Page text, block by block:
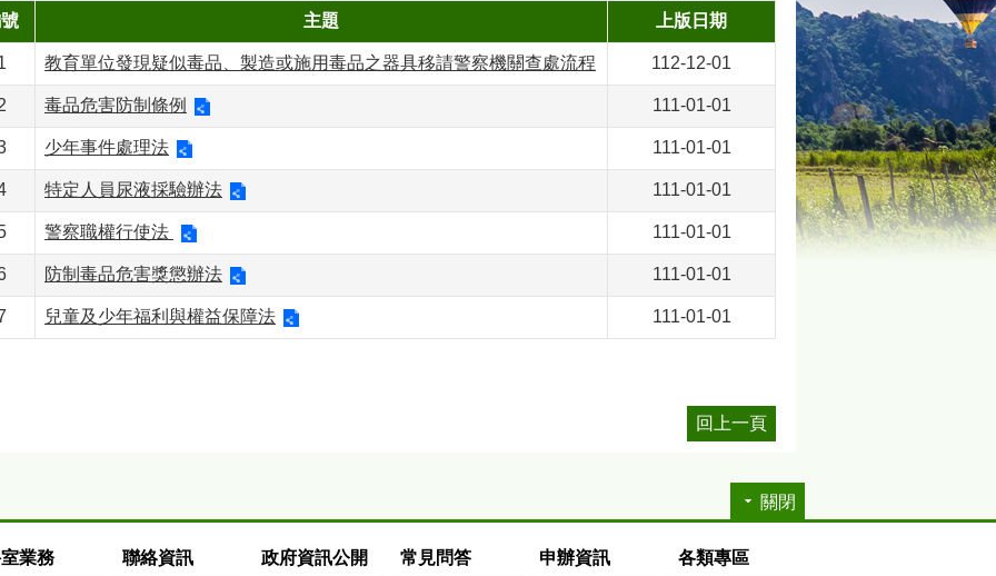
主題 上版日期
教育單位發現疑似毒品、製造或施用毒品之器具移請警察機關查處流程 112-12-01
毒品危害防制條例 111-01-01
少年事件處理法 111-01-01
特定人員尿液採驗辦法 111-01-01
警察職權行使法 111-01-01
防制毒品危害獎懲辦法 111-01-01
兒童及少年福利與權益保障法 111-01-01
回上一頁
關閉
業務 聯絡資訊 政府資訊公開 常見問答 申辦資訊 各類專區